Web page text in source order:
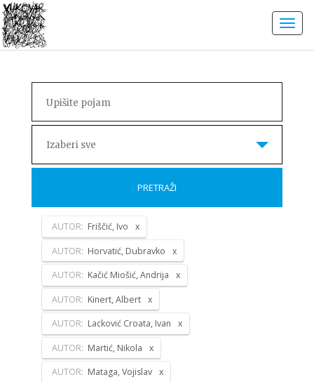
Izaberi sve
PRETRAŽI
AUTOR: Friščić, Ivo
AUTOR: Horvatić, Dubravko
AUTOR: Kačić Miošić, Andrija
AUTOR: Kinert, Albert
AUTOR: Lacković Croata, Ivan
AUTOR: Martić, Nikola
AUTOR: Mataga, Vojislav